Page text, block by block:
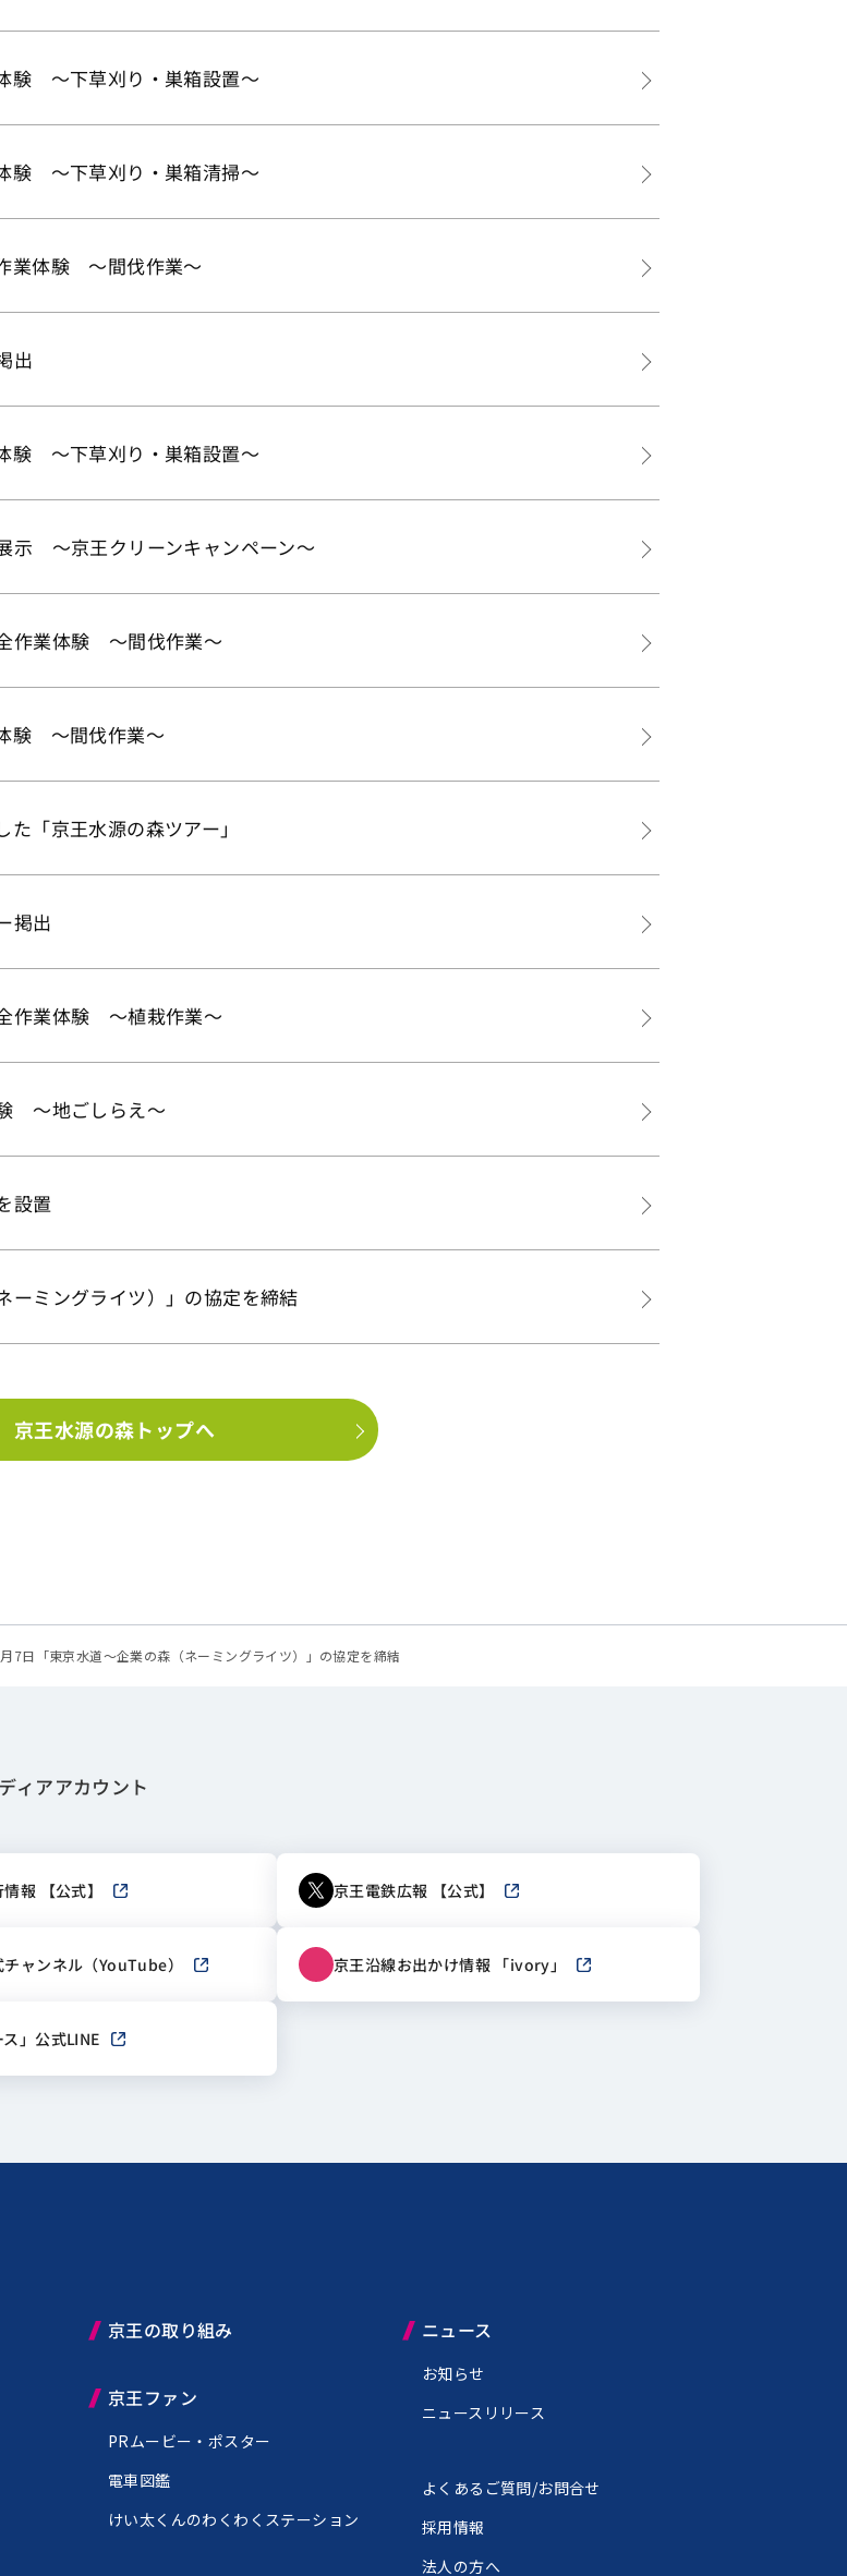
験 ～下草刈り・巣箱設置～
験 ～下草刈り・巣箱清掃～
業体験 ～間伐作業～
出
験 ～下草刈り・巣箱設置～
示 ～京王クリーンキャンペーン～
作業体験 ～間伐作業～
験 ～間伐作業～
「京王水源の森ツアー」
掲出
作業体験 ～植栽作業～
～地ごしらえ～
設置
ーミングライツ）」の協定を締結
京王水源の森トップへ
7日「東京水道～企業の森（ネーミングライツ）」の協定を締結
ィアアカウント
報 【公式】 新しいウィンドウで開きます 京王電鉄広報 【公式】 新しいウィンドウで開きます
ャンネル（YouTube） 新しいウィンドウで開きます京王沿線お出かけ情報 「ivory」 新しいウィンドウで開きます
」公式LINE 新しいウィンドウで開きます
京王の取り組み
京王ファン
PRムービー・ポスター
電車図鑑
けい太くんのわくわくステーション
ニュース
お知らせ
ニュースリリース
よくあるご質問/お問合せ
採用情報
法人の方へ